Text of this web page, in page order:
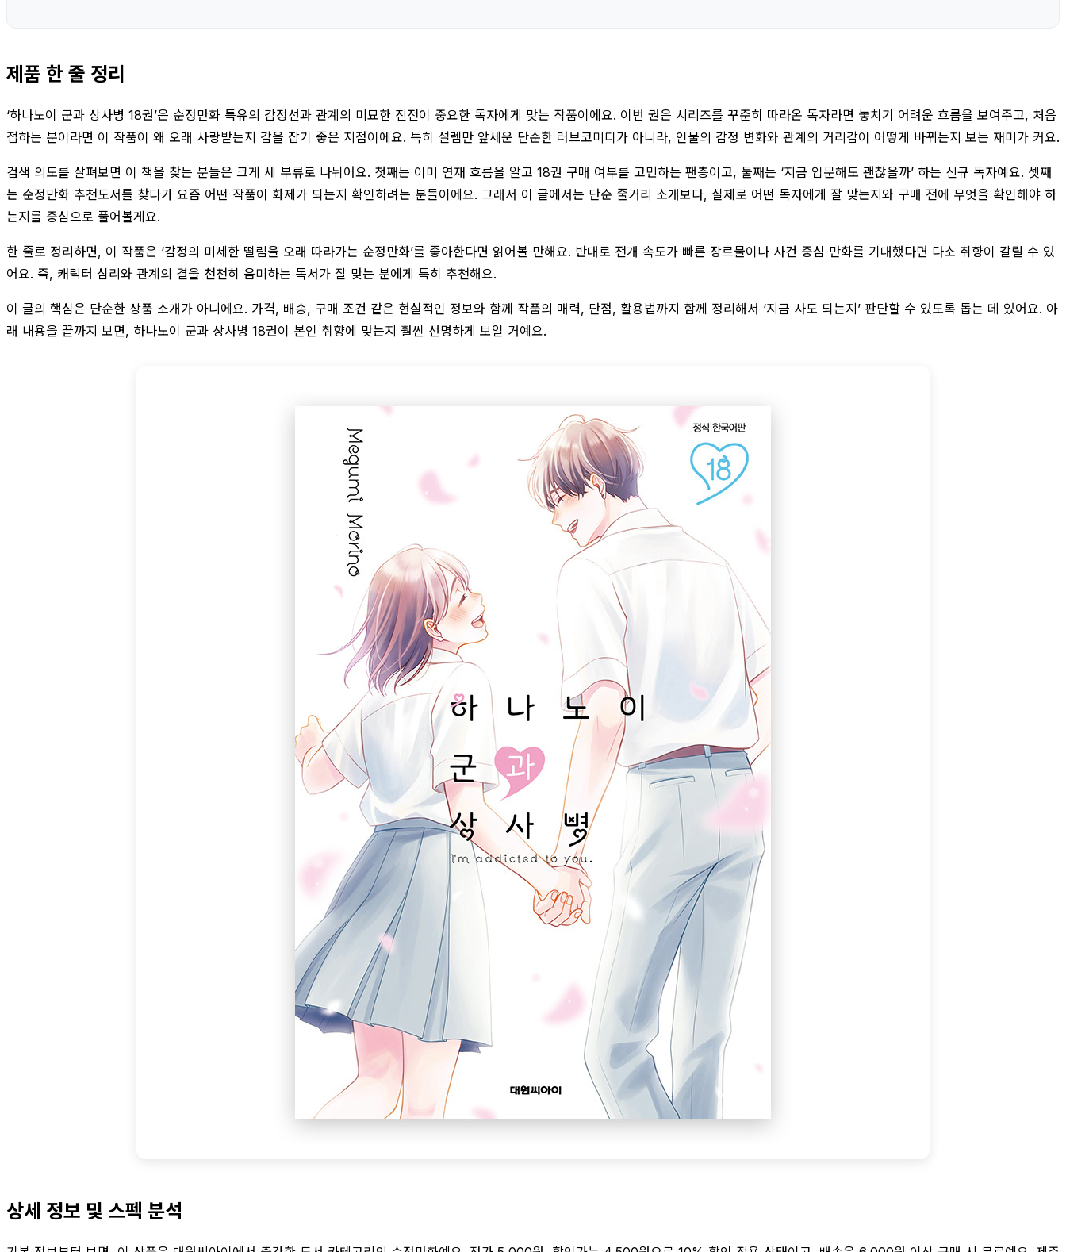
제품 한 줄 정리
‘하나노이 군과 상사병 18권’은 순정만화 특유의 감정선과 관계의 미묘한 진전이 중요한 독자에게 맞는 작품이에요. 이번 권은 시리즈를 꾸준히 따라온 독자라면 놓치기 어려운 흐름을 보여주고, 처음
접하는 분이라면 이 작품이 왜 오래 사랑받는지 감을 잡기 좋은 지점이에요. 특히 설렘만 앞세운 단순한 러브코미디가 아니라, 인물의 감정 변화와 관계의 거리감이 어떻게 바뀌는지 보는 재미가 커요.
검색 의도를 살펴보면 이 책을 찾는 분들은 크게 세 부류로 나뉘어요. 첫째는 이미 연재 흐름을 알고 18권 구매 여부를 고민하는 팬층이고, 둘째는 ‘지금 입문해도 괜찮을까’ 하는 신규 독자예요. 셋째
는 순정만화 추천도서를 찾다가 요즘 어떤 작품이 화제가 되는지 확인하려는 분들이에요. 그래서 이 글에서는 단순 줄거리 소개보다, 실제로 어떤 독자에게 잘 맞는지와 구매 전에 무엇을 확인해야 하
는지를 중심으로 풀어볼게요.
한 줄로 정리하면, 이 작품은 ‘감정의 미세한 떨림을 오래 따라가는 순정만화’를 좋아한다면 읽어볼 만해요. 반대로 전개 속도가 빠른 장르물이나 사건 중심 만화를 기대했다면 다소 취향이 갈릴 수 있
어요. 즉, 캐릭터 심리와 관계의 결을 천천히 음미하는 독서가 잘 맞는 분에게 특히 추천해요.
이 글의 핵심은 단순한 상품 소개가 아니에요. 가격, 배송, 구매 조건 같은 현실적인 정보와 함께 작품의 매력, 단점, 활용법까지 함께 정리해서 ‘지금 사도 되는지’ 판단할 수 있도록 돕는 데 있어요. 아
래 내용을 끝까지 보면, 하나노이 군과 상사병 18권이 본인 취향에 맞는지 훨씬 선명하게 보일 거예요.
상세 정보 및 스펙 분석